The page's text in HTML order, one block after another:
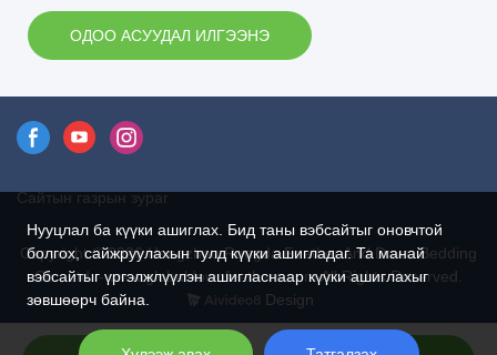
ОДОО АСУУДАЛ ИЛГЭЭНЭ
Сайтын газрын зураг
Copyright © 2026 Hangzhou Rongda Feather And Down Bedding
Co., Ltd. - www.globaldownfeathers.com All Rights Reserved.
Design
Нууцлал ба күүки ашиглах. Бид таны вэбсайтыг оновчтой
болгох, сайжруулахын тулд күүки ашигладаг. Та манай
вэбсайтыг үргэлжлүүлэн ашигласнаар күүки ашиглахыг
зөвшөөрч байна.